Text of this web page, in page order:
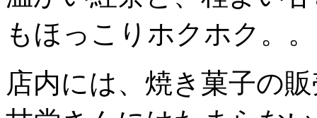
もほっこりホクホク。。
店内には、焼き菓子の